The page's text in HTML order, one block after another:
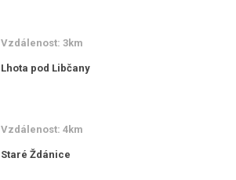
Vzdálenost: 3km
Lhota pod Libčany
Vzdálenost: 4km
Staré Ždánice